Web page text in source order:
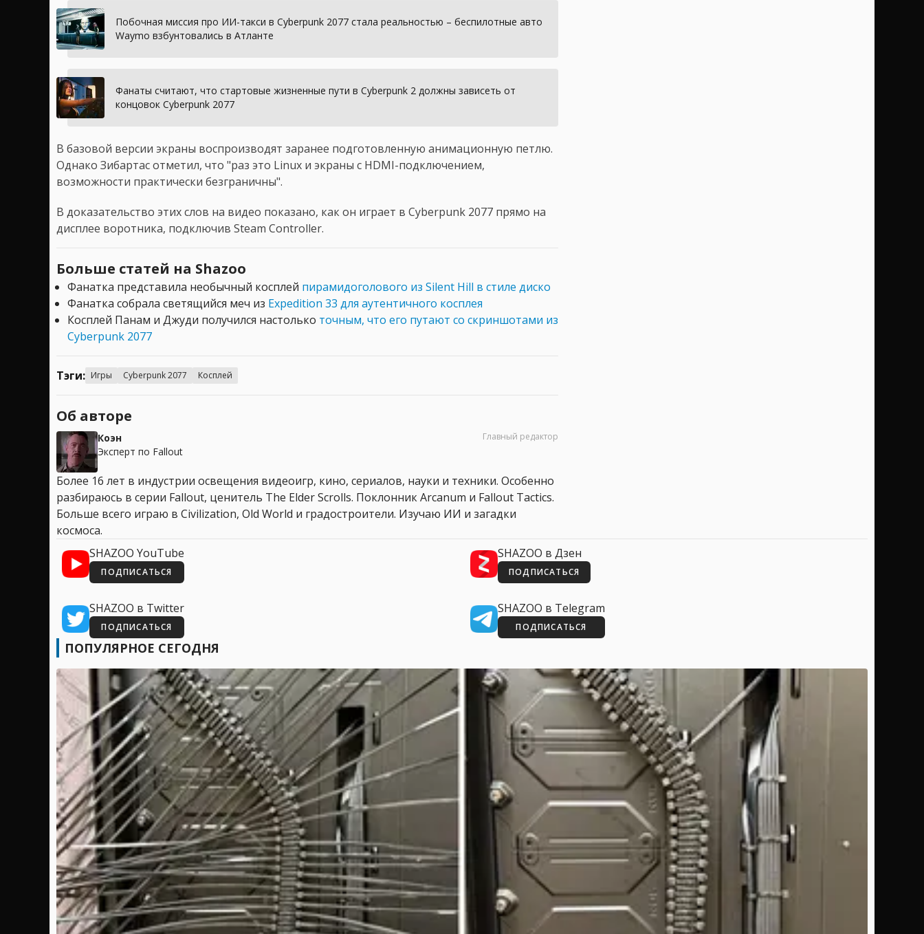
Побочная миссия про ИИ-такси в Cyberpunk 2077 стала реальностью – беспилотные авто
Waymo взбунтовались в Атланте
Фанаты считают, что стартовые жизненные пути в Cyberpunk 2 должны зависеть от
концовок Cyberpunk 2077
В базовой версии экраны воспроизводят заранее подготовленную анимационную петлю.
Однако Зибартас отметил, что "раз это Linux и экраны с HDMI-подключением,
возможности практически безграничны".
В доказательство этих слов на видео показано, как он играет в Cyberpunk 2077 прямо на
дисплее воротника, подключив Steam Controller.
Больше статей на Shazoo
Фанатка представила необычный косплей пирамидоголового из Silent Hill в стиле диско
Фанатка собрала светящийся меч из Expedition 33 для аутентичного косплея
Косплей Панам и Джуди получился настолько точным, что его путают со скриншотами из
Cyberpunk 2077
Тэги: Игры Cyberpunk 2077 Косплей
Об авторе
Коэн
Эксперт по Fallout
Главный редактор
Более 16 лет в индустрии освещения видеоигр, кино, сериалов, науки и техники. Особенно
разбираюсь в серии Fallout, ценитель The Elder Scrolls. Поклонник Arcanum и Fallout Tactics.
Больше всего играю в Civilization, Old World и градостроители. Изучаю ИИ и загадки
космоса.
SHAZOO YouTube
ПОДПИСАТЬСЯ
SHAZOO в Дзен
ПОДПИСАТЬСЯ
SHAZOO в Twitter
ПОДПИСАТЬСЯ
SHAZOO в Telegram
ПОДПИСАТЬСЯ
ПОПУЛЯРНОЕ СЕГОДНЯ